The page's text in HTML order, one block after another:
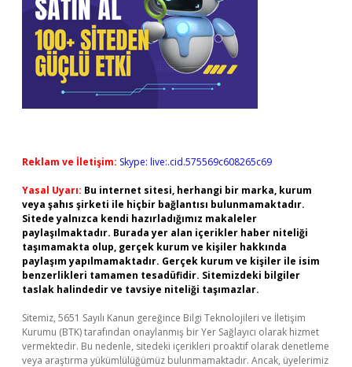
Reklam ve İletişim: Skype: live:.cid.575569c608265c69
Yasal Uyarı: Bu internet sitesi, herhangi bir marka, kurum
veya şahıs şirketi ile hiçbir bağlantısı bulunmamaktadır.
Sitede yalnızca kendi hazırladığımız makaleler
paylaşılmaktadır. Burada yer alan içerikler haber niteliği
taşımamakta olup, gerçek kurum ve kişiler hakkında
paylaşım yapılmamaktadır. Gerçek kurum ve kişiler ile isim
benzerlikleri tamamen tesadüfidir. Sitemizdeki bilgiler
taslak halindedir ve tavsiye niteliği taşımazlar.
Sitemiz, 5651 Sayılı Kanun gereğince Bilgi Teknolojileri ve İletişim
Kurumu (BTK) tarafından onaylanmış bir Yer Sağlayıcı olarak hizmet
vermektedir. Bu nedenle, sitedeki içerikleri proaktif olarak denetleme
veya araştırma yükümlülüğümüz bulunmamaktadır. Ancak, üyelerimiz